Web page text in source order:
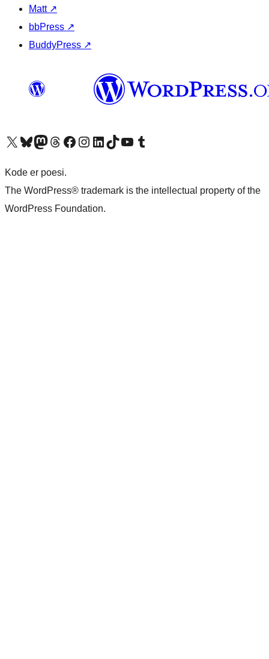
Matt ↗
bbPress ↗
BuddyPress ↗
Besøk vår konto på X Visit our Bluesky account
Besøk vår Mastodon-konto
Visit our Threads account
Besøk vår Facebook-sideBesøk vår Instagram-konto
Besøk vår LinkedIn-konto
Visit our TikTok account
Visit our YouTube channel
Visit our Tumblr account
Kode er poesi.
The WordPress® trademark is the intellectual property of the
WordPress Foundation.